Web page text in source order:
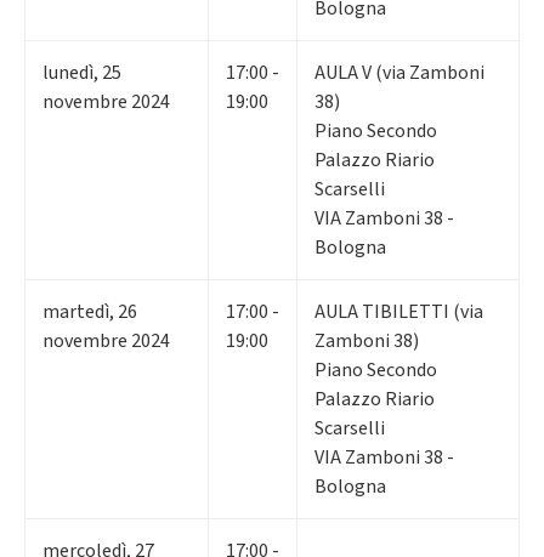
Bologna
lunedì, 25
novembre 2024
17:00 -
19:00
AULA V (via Zamboni
38)
Piano Secondo
Palazzo Riario
Scarselli
VIA Zamboni 38 -
Bologna
martedì, 26
novembre 2024
17:00 -
19:00
AULA TIBILETTI (via
Zamboni 38)
Piano Secondo
Palazzo Riario
Scarselli
VIA Zamboni 38 -
Bologna
mercoledì, 27 17:00 -